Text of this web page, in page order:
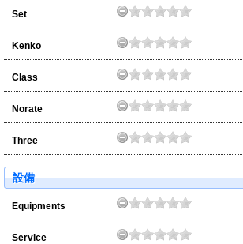
Set
Kenko
Class
Norate
Three
設備
Equipments
Service